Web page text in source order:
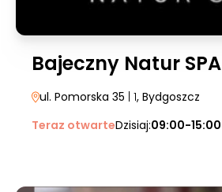
Bajeczny Natur SPA
ul. Pomorska 35 | 1, Bydgoszcz
Teraz otwarteDzisiaj:09:00-15:00